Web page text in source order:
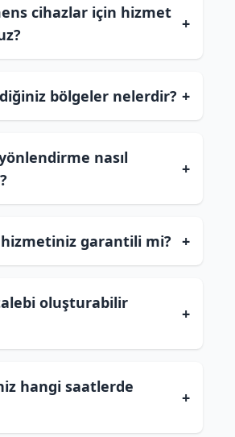
cihazlar için hizmet
+
bölgeler nelerdir? +
nasıl
+
hizmetiniz garantili mi? +
oluşturabilir
+
hangi saatlerde
+